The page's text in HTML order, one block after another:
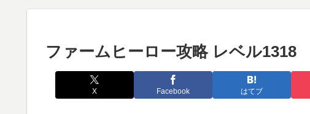
ファームヒーロー攻略 レベル1318
X Facebook はてブ